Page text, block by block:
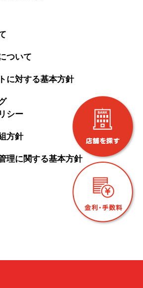
ついて
に対する基本方針
シー
方針
理に関する基本方針